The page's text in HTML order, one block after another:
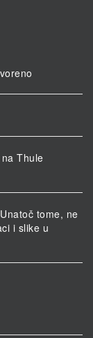
Thule
tome, ne
i slike u